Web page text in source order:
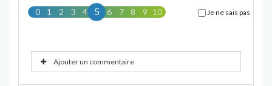
5
0 1 2 3 4 5 6 7 8 9 10 Je ne sais pas
Ajouter un commentaire